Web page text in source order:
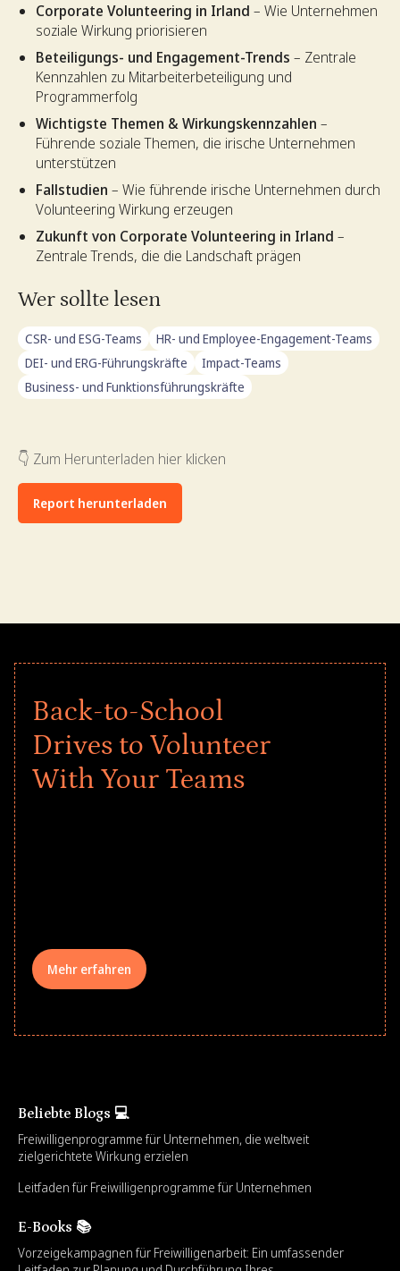
Corporate Volunteering in Irland – Wie Unternehmen
soziale Wirkung priorisieren
Beteiligungs- und Engagement-Trends – Zentrale
Kennzahlen zu Mitarbeiterbeteiligung und
Programmerfolg
Wichtigste Themen & Wirkungskennzahlen –
Führende soziale Themen, die irische Unternehmen
unterstützen
Fallstudien – Wie führende irische Unternehmen durch
Volunteering Wirkung erzeugen
Zukunft von Corporate Volunteering in Irland –
Zentrale Trends, die die Landschaft prägen
Wer sollte lesen
CSR- und ESG-Teams
HR- und Employee-Engagement-Teams
DEI- und ERG-Führungskräfte
Impact-Teams
Business- und Funktionsführungskräfte
👇 Zum Herunterladen hier klicken
Report herunterladen
Back-to-School
Drives to Volunteer
With Your Teams
Mehr erfahren
Beliebte Blogs 💻
Freiwilligenprogramme für Unternehmen, die weltweit
zielgerichtete Wirkung erzielen
Leitfaden für Freiwilligenprogramme für Unternehmen
E-Books 📚
Vorzeigekampagnen für Freiwilligenarbeit: Ein umfassender